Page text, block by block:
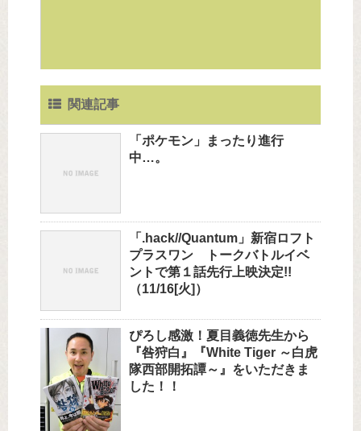
関連記事
「ポケモン」まったり進行
中…。
「.hack//Quantum」新宿ロフト
プラスワン トークバトルイベ
ントで第１話先行上映決定!!
（11/16[火]）
ぴろし感激！夏目義徳先生から
『咎狩白』『White Tiger ～白虎
隊西部開拓譚～』をいただきま
した！！